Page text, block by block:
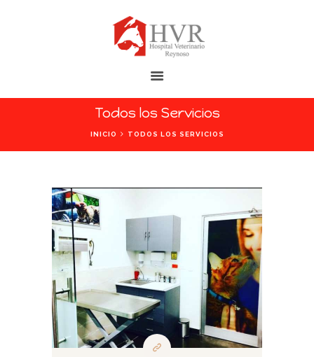
Todos los Servicios
INICIO TODOS LOS SERVICIOS
HOSPITAL VETERINARIO REYNOSO
INICIO
SERVICIOS
CONTÁCTANOS
BLOG
AYUDA